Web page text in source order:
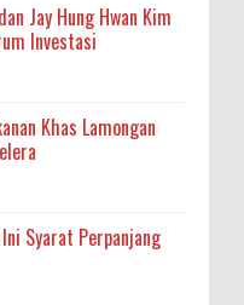
Jay Hung Hwan Kim
Investasi
Khas Lamongan
Syarat Perpanjang